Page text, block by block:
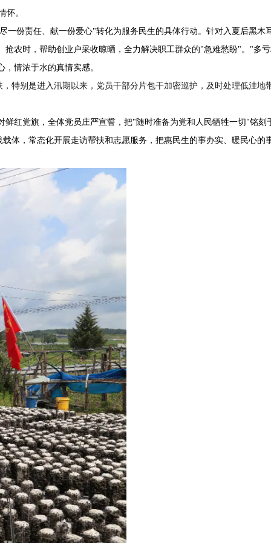
怀。
份责任、献一份爱心"转化为服务民生的具体行动。针对入夏后黑木
农时，帮助创业户采收晾晒，全力解决职工群众的"急难愁盼"。"多
情浓于水的真情实感。
别是进入汛期以来，党员干部分片包干加密巡护，及时处理低洼地
红党旗，全体党员庄严宣誓，把"随时准备为党和人民牺牲一切"铭刻
体，常态化开展走访帮扶和志愿服务，把惠民生的事办实、暖民心的